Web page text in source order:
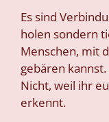
Es sind
holen sondern
Menschen, mit
gebären kannst.
Nicht, weil ihr
erkennt.